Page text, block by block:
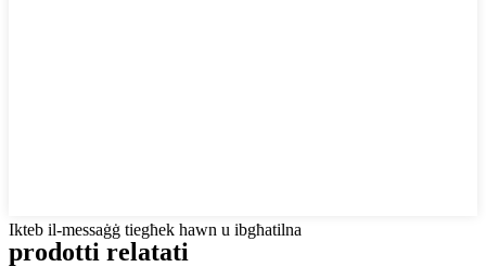
Ikteb il-messaġġ tiegħek hawn u ibgħatilna
prodotti relatati